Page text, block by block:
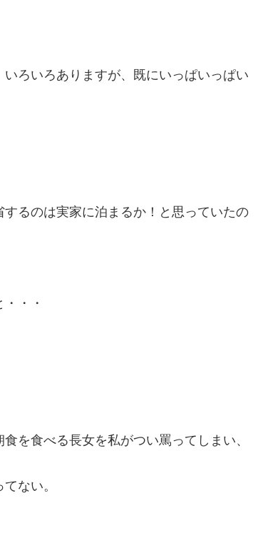
ろいろありますが、既にいっぱいっぱい
るのは実家に泊まるか！と思っていたの
・・
を食べる長女を私がつい罵ってしまい、
ない。